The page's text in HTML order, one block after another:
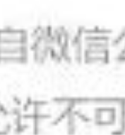
走过的每一步，都算
许迷茫。不管如何，
走过的每一步，都算